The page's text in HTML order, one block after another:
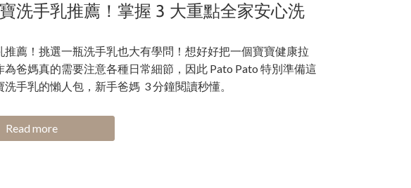
洗手乳推薦！掌握 3 大重點全家安心洗
推薦！挑選一瓶洗手乳也大有學問！想好好把一個寶寶健康拉
為爸媽真的需要注意各種日常細節，因此 Pato Pato 特別準備這
洗手乳的懶人包，新手爸媽 3 分鐘閱讀秒懂。
Read more